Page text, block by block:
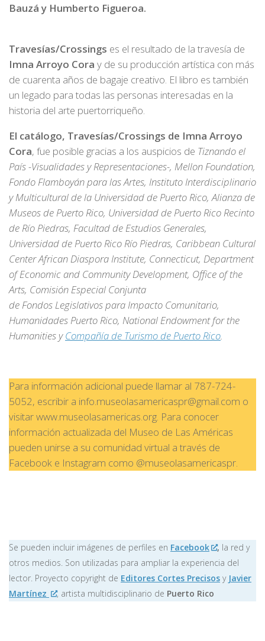
Bauzá y Humberto Figueroa.
Travesías/Crossings es el resultado de la travesía de
Imna Arroyo Cora y de su producción artística con más
de cuarenta años de bagaje creativo. El libro es también
un legado para todas las personas interesadas en la
historia del arte puertorriqueño.
El catálogo, Travesías/Crossings de Imna Arroyo
Cora, fue posible gracias a los auspicios de Tiznando el
País -Visualidades y Representaciones-, Mellon Foundation,
Fondo Flamboyán para las Artes, Instituto Interdisciplinario
y Multicultural de la Universidad de Puerto Rico, Alianza de
Museos de Puerto Rico, Universidad de Puerto Rico Recinto
de Río Piedras, Facultad de Estudios Generales,
Universidad de Puerto Rico Río Piedras, Caribbean Cultural
Center African Diaspora Institute, Connecticut, Department
of Economic and Community Development, Office of the
Arts, Comisión Especial Conjunta
de Fondos Legislativos para Impacto Comunitario,
Humanidades Puerto Rico, National Endowment for the
Humanities yCompañía de Turismo de Puerto Rico.
Para información adicional puede llamar al 787-724-
5052, escribir a info.museolasamericaspr@gmail.com o
visitar www.museolasamericas.org. Para conocer
información actualizada del Museo de Las Américas
pueden unirse a su comunidad virtual a través de
Facebook e Instagram como @museolasamericaspr.
Se pueden incluir imágenes de perfiles en Facebook , la red y
otros medios. Son utilizadas para ampliar la experiencia del
lector. Proyecto copyright de Editores Cortes Precisos y Javier
Martínez
, artista multidisciplinario de Puerto Rico